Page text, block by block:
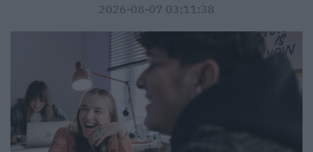
2026-08-07 03:11:38